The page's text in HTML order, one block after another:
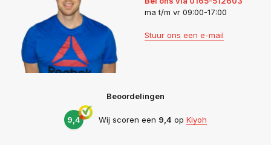
ma t/m vr 09:00-17:00
Stuur ons een e-mail
Beoordelingen
9,4 Wij scoren een 9,4 op Kiyoh